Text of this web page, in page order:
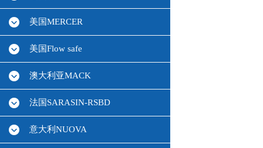
美国MERCER
美国Flow safe
澳大利亚MACK
法国SARASIN-RSBD
意大利NUOVA